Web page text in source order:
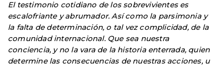
El testimonio cotidiano de los sobrevivientes es
escalofriante y abrumador. Así como la parsimonia y
la falta de determinación, o tal vez complicidad, de la
comunidad internacional. Que sea nuestra
conciencia, y no la vara de la historia enterrada, quien
determine las consecuencias de nuestras acciones, u